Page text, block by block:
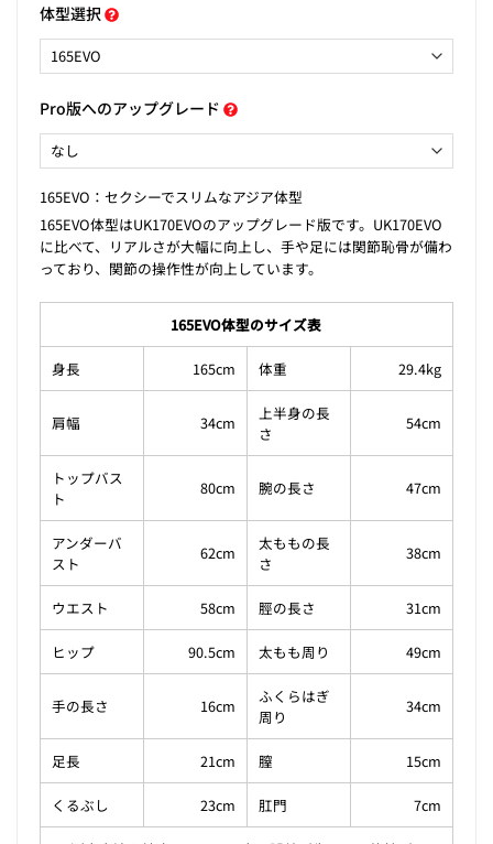
体型選択
Pro版へのアップグレード
165EVO：セクシーでスリムなアジア体型
165EVO体型はUK170EVOのアップグレード版です。UK170EVO
に比べて、リアルさが大幅に向上し、手や足には関節恥骨が備わ
っており、関節の操作性が向上しています。
165EVO体型のサイズ表
身長 165cm 体重 29.4kg
肩幅 34cm
上半身の長
さ
54cm
トップバス
ト
80cm 腕の長さ 47cm
アンダーバ
スト
62cm
太ももの長
さ
38cm
ウエスト 58cm 脛の長さ 31cm
ヒップ 90.5cm 太もも周り 49cm
手の長さ 16cm
ふくらはぎ
周り
34cm
足長 21cm 膣 15cm
くるぶし 23cm 肛門 7cm